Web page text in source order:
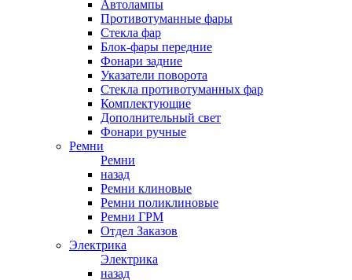
Автолампы
Противотуманные фары
Стекла фар
Блок-фары передние
Фонари задние
Указатели поворота
Стекла противотуманных фар
Комплектующие
Дополнительный свет
Фонари ручные
Ремни
Ремни
назад
Ремни клиновые
Ремни поликлиновые
Ремни ГРМ
Отдел Заказов
Электрика
Электрика
назад